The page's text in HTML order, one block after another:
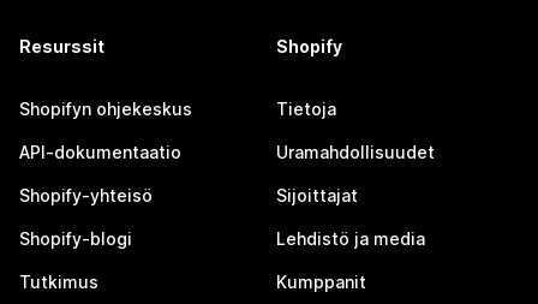
Resurssit
Shopifyn ohjekeskus
API-dokumentaatio
Shopify-yhteisö
Shopify-blogi
Tutkimus
Shopify
Tietoja
Uramahdollisuudet
Sijoittajat
Lehdistö ja media
Kumppanit